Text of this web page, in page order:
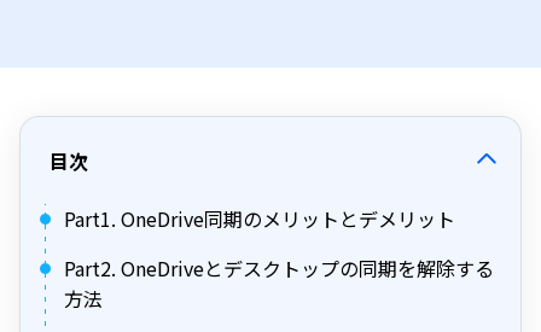
目次
Part1. OneDrive同期のメリットとデメリット
Part2. OneDriveとデスクトップの同期を解除する
方法